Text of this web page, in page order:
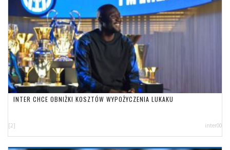
INTER CHCE OBNIŻKI KOSZTÓW WYPOŻYCZENIA LUKAKU
[2] inter00